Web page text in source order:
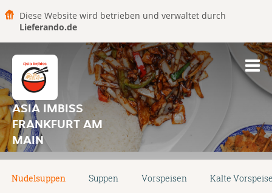
Diese Website wird betrieben und verwaltet durch
Lieferando.de
ASIA IMBISS
FRANKFURT AM
MAIN
Nudelsuppen Suppen Vorspeisen Kalte